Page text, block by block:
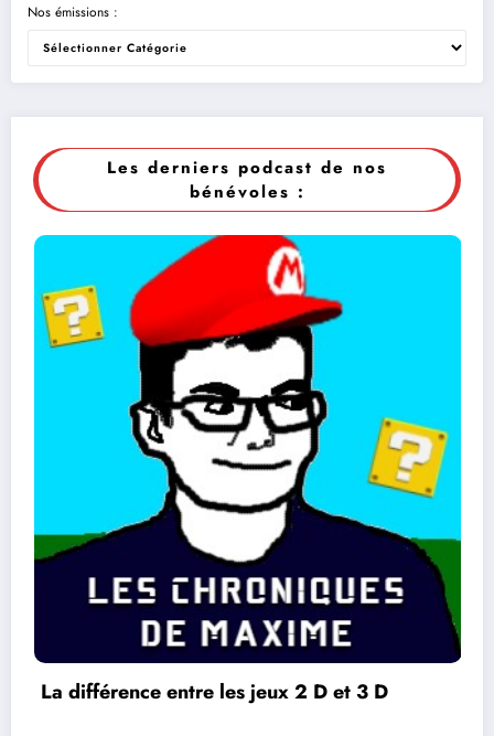
Nos émissions :
Les derniers podcast de nos
bénévoles :
D et 3 D L’Oreille du Monde – Alain